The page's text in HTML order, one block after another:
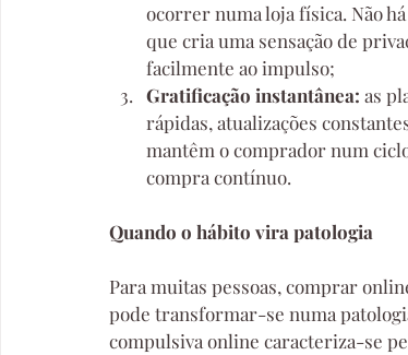
ocorrer numa loja física. Não
que cria uma sensação de
facilmente ao impulso;
Gratificação instantânea: as
rápidas, atualizações
mantêm o comprador num
compra contínuo.
Quando o hábito vira patologia
Para muitas pessoas, comprar
pode transformar-se numa
compulsiva online caracteriza-se